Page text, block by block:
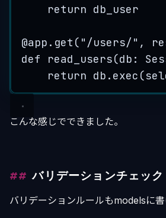
return db_user
@app . get ( " /users/" ,
def
read_users(db :
return db. exec (
こんな感じでできました。
バリデーションチェック
バリデーションルールもmodelsに書